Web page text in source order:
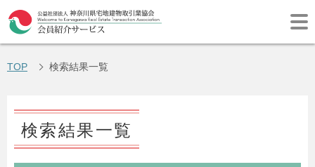
TOP 検索結果一覧
検索結果一覧